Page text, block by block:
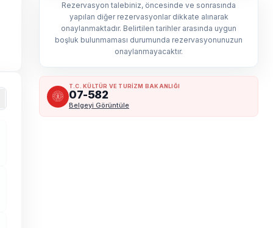
Rezervasyon talebiniz, öncesinde ve sonrasında
yapılan diğer rezervasyonlar dikkate alınarak
onaylanmaktadır. Belirtilen tarihler arasında uygun
boşluk bulunmaması durumunda rezervasyonunuzun
onaylanmayacaktır.
T.C. KÜLTÜR VE TURİZM BAKANLIĞI
07-582
Belgeyi Görüntüle